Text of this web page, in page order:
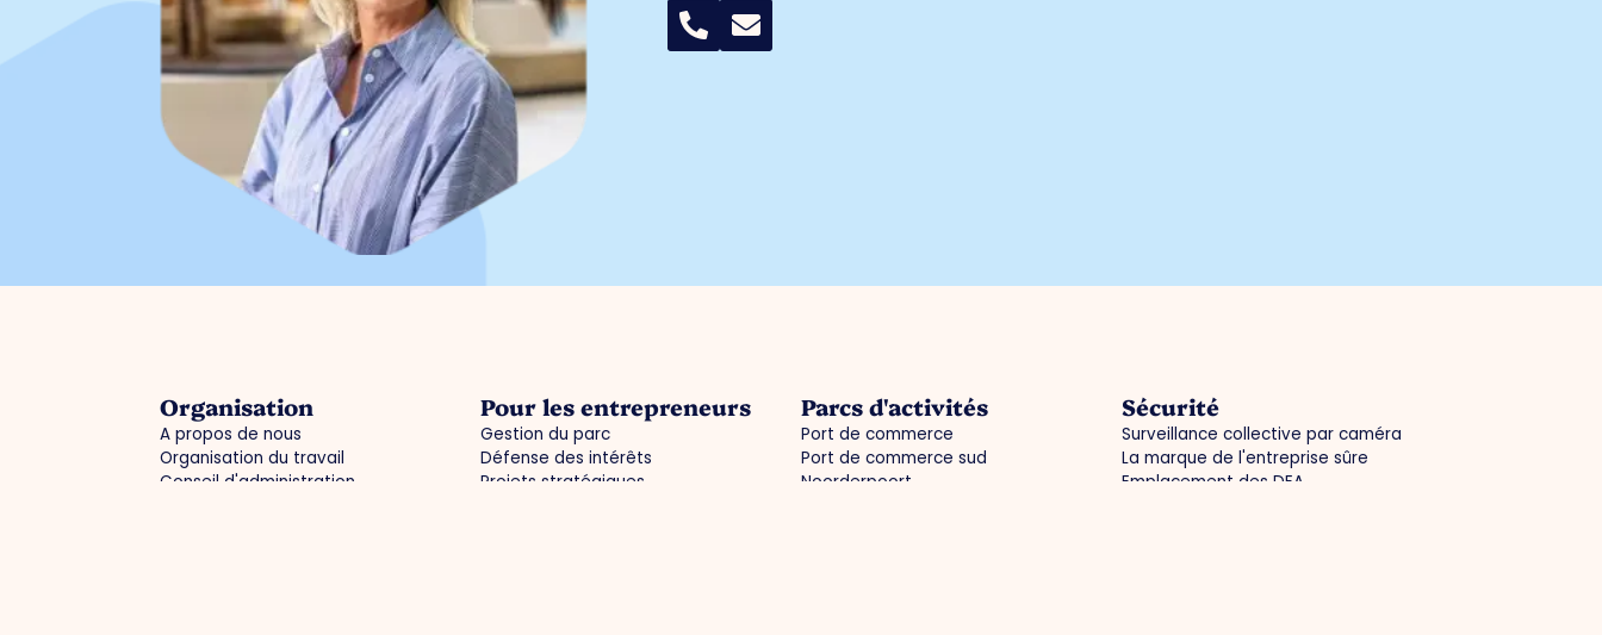
Organisation
A propos de nous
Organisation du travail
Conseil d'administration
Pour les entrepreneurs
Gestion du parc
Défense des intérêts
Projets stratégiques
Parcs d'activités
Port de commerce
Port de commerce sud
Noorderpoort
Sécurité
Surveillance collective par caméra
La marque de l'entreprise sûre
Emplacement des DEA